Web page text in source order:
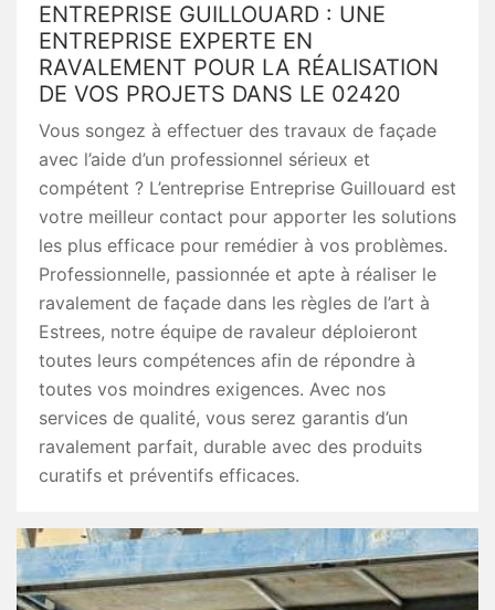
ENTREPRISE GUILLOUARD : UNE
ENTREPRISE EXPERTE EN
RAVALEMENT POUR LA RÉALISATION
DE VOS PROJETS DANS LE 02420
Vous songez à effectuer des travaux de façade
avec l’aide d’un professionnel sérieux et
compétent ? L’entreprise Entreprise Guillouard est
votre meilleur contact pour apporter les solutions
les plus efficace pour remédier à vos problèmes.
Professionnelle, passionnée et apte à réaliser le
ravalement de façade dans les règles de l’art à
Estrees, notre équipe de ravaleur déploieront
toutes leurs compétences afin de répondre à
toutes vos moindres exigences. Avec nos
services de qualité, vous serez garantis d’un
ravalement parfait, durable avec des produits
curatifs et préventifs efficaces.